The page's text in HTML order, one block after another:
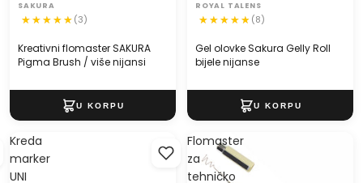
Kreativni flomaster SAKURA
Pigma Brush / više nijansi
SAKURA
(3)
Gel olovke Sakura Gelly Roll
bijele nijanse
ROYAL TALENS
(8)
Kreda
marker
UNI
Flomaster
za
tehničko